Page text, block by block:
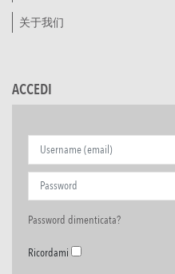
关于我们
ACCEDI
Password dimenticata?
Ricordami